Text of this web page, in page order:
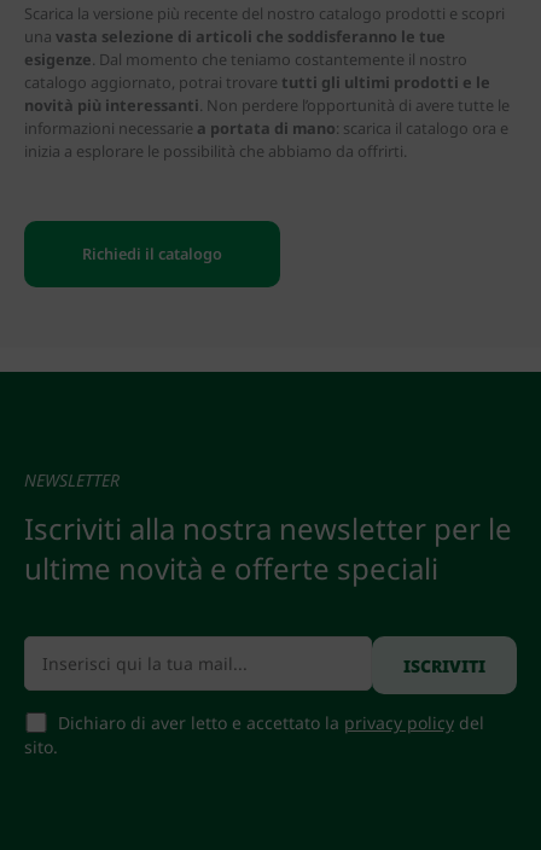
Scarica la versione più recente del nostro catalogo prodotti e scopri
una vasta selezione di articoli che soddisferanno le tue
esigenze . Dal momento che teniamo costantemente il nostro
catalogo aggiornato, potrai trovare tutti gli ultimi prodotti e le
novità più interessanti . Non perdere l’opportunità di avere tutte le
informazioni necessarie a portata di mano: scarica il catalogo ora e
inizia a esplorare le possibilità che abbiamo da offrirti.
Richiedi il catalogo
NEWSLETTER
Iscriviti alla nostra newsletter per le
ultime novità e offerte speciali
Dichiaro di aver letto e accettato la privacy policydel
sito.